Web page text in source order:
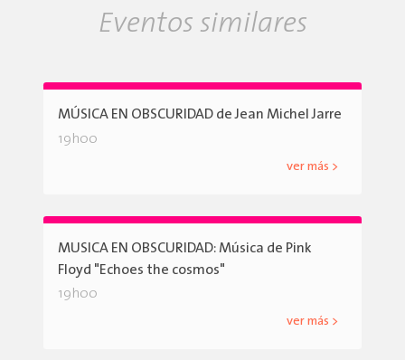
Eventos similares
MÚSICA EN OBSCURIDAD de Jean Michel Jarre
19h00
ver más >
MUSICA EN OBSCURIDAD: Música de Pink
Floyd "Echoes the cosmos"
19h00
ver más >